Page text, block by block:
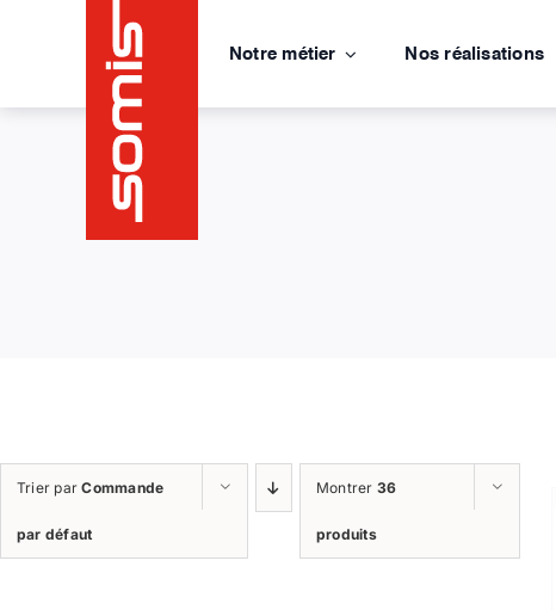
Notre métier Nos réalisations
Trier parCommande
par défaut
Montrer 36
produits